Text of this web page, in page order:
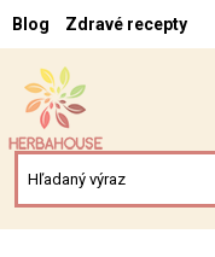
Blog Zdravé recepty